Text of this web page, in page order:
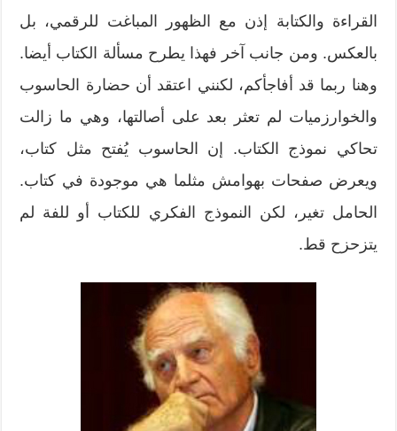
القراءة والكتابة إذن مع الظهور المباغت للرقمي، بل
بالعكس. ومن جانب آخر فهذا يطرح مسألة الكتاب أيضا.
وهنا ربما قد أفاجأكم، لكنني اعتقد أن حضارة الحاسوب
والخوارزميات لم تعثر بعد على أصالتها، وهي ما زالت
تحاكي نموذج الكتاب. إن الحاسوب يُفتح مثل كتاب،
ويعرض صفحات بهوامش مثلما هي موجودة في كتاب.
الحامل تغير، لكن النموذج الفكري للكتاب أو للفة لم
يتزحزح قط.